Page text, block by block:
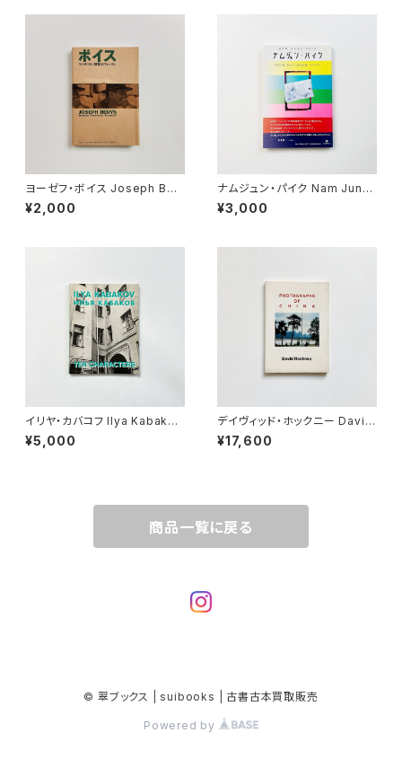
ヨーゼフ・ボイス Joseph Beu
ys | マルチプル 博愛のヴィーク
ル 1968-1986
¥2,000
ナムジュン・パイク Nam June
Paik | 2020年笑っているのは
誰?+?=?? : 1956-2020
¥3,000
イリヤ・カバコフ Ilya Kabakov
| ten characters
¥5,000
デイヴィッド・ホックニー David
Hockney | PHOTOGRAPHS
OF CHINA
¥17,600
商品一覧に戻る
© 翠ブックス | suibooks | 古書古本買取販売
Powered by